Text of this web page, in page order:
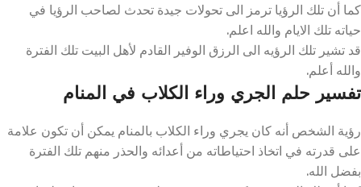
كما أن تلك الرؤيا ترمز الى تحولات جيدة تحدث لصاحب الرؤيا في
حياته تلك الايام والله اعلم.
قد تشير تلك الرؤيه الى الرزق الوفير القادم لأهل البيت تلك الفترة
والله أعلم.
تفسير حلم الجري وراء الكلاب في المنام
رؤية الشخص أنه كان يجري وراء الكلاب بالمنام يمكن أن تكون علامة
على قدرته في اتخاذ احتياطاته من أعدائه والحذر منهم تلك الفترة
بفضل الله.